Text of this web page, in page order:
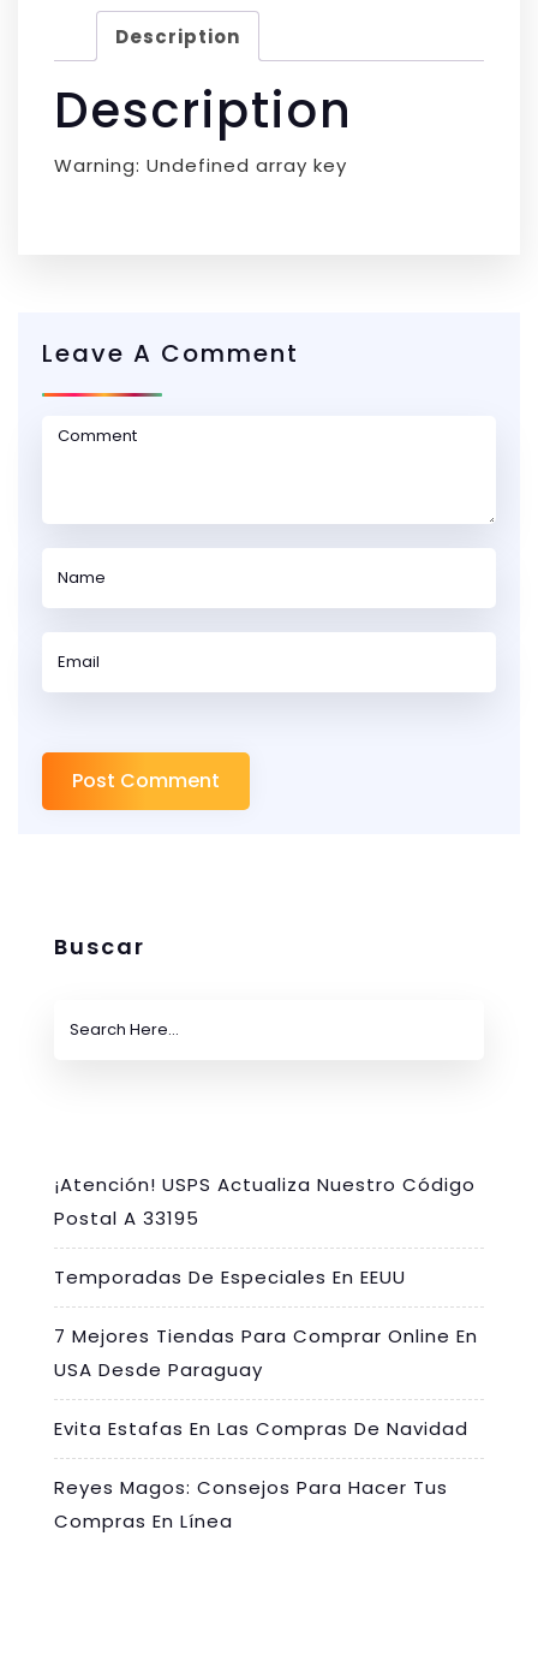
Description
Description
Warning: Undefined array key
Leave A Comment
Buscar
¡Atención! USPS Actualiza Nuestro Código
Postal A 33195
Temporadas De Especiales En EEUU
7 Mejores Tiendas Para Comprar Online En
USA Desde Paraguay
Evita Estafas En Las Compras De Navidad
Reyes Magos: Consejos Para Hacer Tus
Compras En Línea